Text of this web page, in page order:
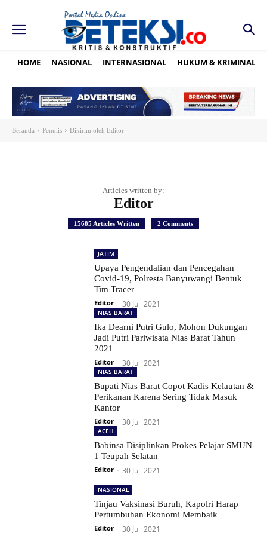
HOME NASIONAL INTERNASIONAL HUKUM & KRIMINAL
Beranda Penulis Dikirim oleh Editor
Articles written by:
Editor
15685 Articles Written 2 Comments
JATIM
Upaya Pengendalian dan Pencegahan
Covid-19, Polresta Banyuwangi Bentuk
Tim Tracer
Editor - 30 Juli 2021
NIAS BARAT
Ika Dearni Putri Gulo, Mohon Dukungan
Jadi Putri Pariwisata Nias Barat Tahun
2021
Editor - 30 Juli 2021
NIAS BARAT
Bupati Nias Barat Copot Kadis Kelautan &
Perikanan Karena Sering Tidak Masuk
Kantor
Editor - 30 Juli 2021
ACEH
Babinsa Disiplinkan Prokes Pelajar SMUN
1 Teupah Selatan
Editor - 30 Juli 2021
NASIONAL
Tinjau Vaksinasi Buruh, Kapolri Harap
Pertumbuhan Ekonomi Membaik
Editor - 30 Juli 2021